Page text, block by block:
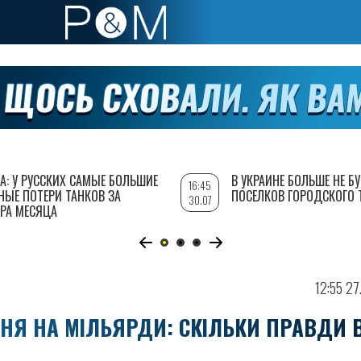
12:55
НА МІЛЬЯРДИ: СКІЛЬКИ ПРАВДИ
У РУССКИХ САМЫЕ БОЛЬШИЕ
ПОТЕРИ ТАНКОВ ЗА
МЕСЯЦА
16:45
30.07
В УКРАИНЕ БОЛЬШЕ НЕ
ПОСЕЛКОВ ГОРОДСКОГО